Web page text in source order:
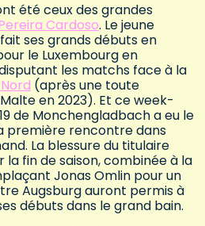
été ceux des grandes
Cardoso. Le jeune
ses grands débuts en
le Luxembourg en
les matchs face à la
(après une toute
en 2023). Et ce week-
de Monchengladbach a eu le
première rencontre dans
La blessure du titulaire
la fin de saison, combinée à la
Jonas Omlin pour un
Augsburg auront permis à
débuts dans le grand bain.